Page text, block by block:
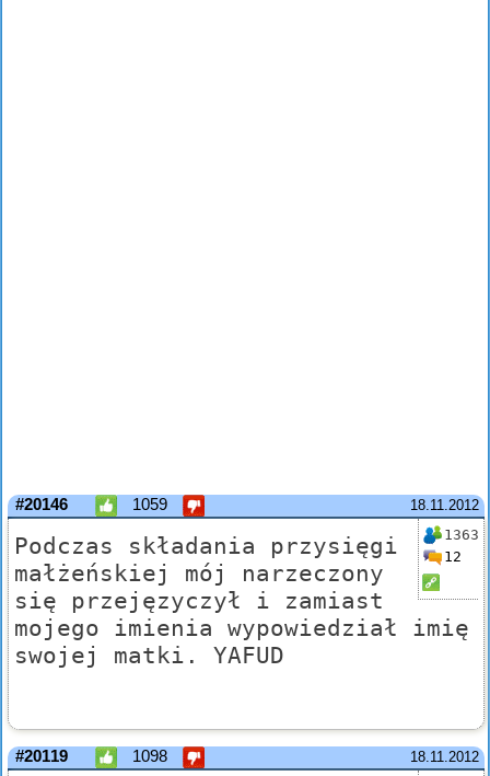
18.11.2012
#20146 1059
1363
12
Podczas składania przysięgi
małżeńskiej mój narzeczony
się przejęzyczył i zamiast
mojego imienia wypowiedział imię
swojej matki. YAFUD
18.11.2012
#20119 1098